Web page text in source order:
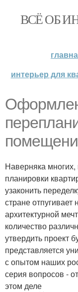
ВСЁ ОБ
интерьер для
Наверняка
планировки
узаконить
стране
архитектурной
количество
утвердить проект
представляется
с опытом наших
серия вопросов -
этом деле